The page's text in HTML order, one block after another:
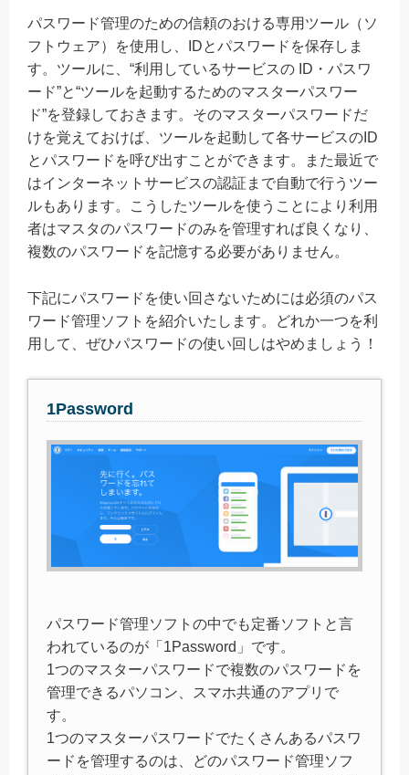
パスワード管理のための信頼のおける専用ツール（ソ
フトウェア）を使用し、IDとパスワードを保存しま
す。ツールに、“利用しているサービスの ID・パスワ
ード”と“ツールを起動するためのマスターパスワー
ド”を登録しておきます。そのマスターパスワードだ
けを覚えておけば、ツールを起動して各サービスのID
とパスワードを呼び出すことができます。また最近で
はインターネットサービスの認証まで自動で行うツー
ルもあります。こうしたツールを使うことにより利用
者はマスタのパスワードのみを管理すれば良くなり、
複数のパスワードを記憶する必要がありません。
下記にパスワードを使い回さないためには必須のパス
ワード管理ソフトを紹介いたします。どれか一つを利
用して、ぜひパスワードの使い回しはやめましょう！
1Password
パスワード管理ソフトの中でも定番ソフトと言
われているのが「1Password」です。
1つのマスターパスワードで複数のパスワードを
管理できるパソコン、スマホ共通のアプリで
す。
1つのマスターパスワードでたくさんあるパスワ
ードを管理するのは、どのパスワード管理ソフ